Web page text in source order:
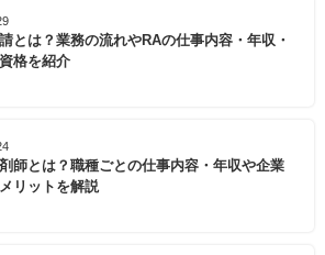
とは？業務の流れやRAの仕事内容・年収・
格を紹介
師とは？職種ごとの仕事内容・年収や企業
リットを解説